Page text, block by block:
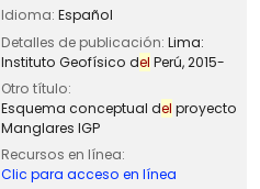
Idioma: Español
Detalles de publicación: Lima:
Instituto Geofísico del Perú,2015-
Otro título:
Esquema conceptual del proyecto
Manglares IGP
Recursos en línea:
Clic para acceso en línea